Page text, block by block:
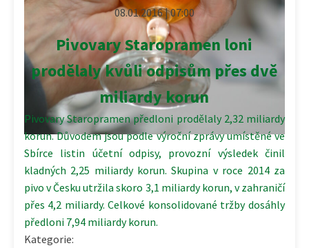
08.01.2016 | 07:00
Pivovary Staropramen loni
prodělaly kvůli odpisům přes dvě
miliardy korun
Pivovary Staropramen předloni prodělaly 2,32 miliardy
korun. Důvodem jsou podle výroční zprávy umístěné ve
Sbírce listin účetní odpisy, provozní výsledek činil
kladných 2,25 miliardy korun. Skupina v roce 2014 za
pivo v Česku utržila skoro 3,1 miliardy korun, v zahraničí
přes 4,2 miliardy. Celkové konsolidované tržby dosáhly
předloni 7,94 miliardy korun.
Kategorie: